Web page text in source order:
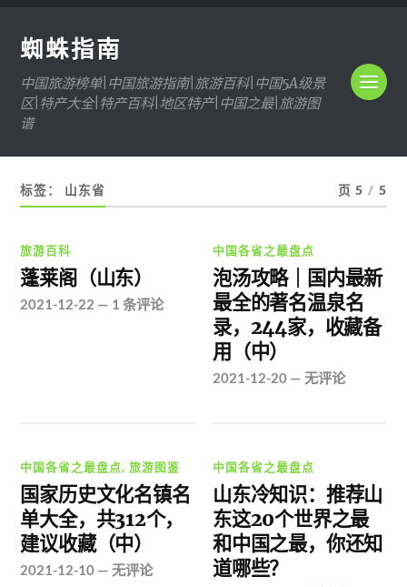
蜘蛛指南
中国旅游榜单|中国旅游指南|旅游百科|中国5A级景
区|特产大全|特产百科|地区特产|中国之最|旅游图
谱
标签： 山东省 页 5 / 5
旅游百科
蓬莱阁（山东）
2021-12-22 — 1 条评论
中国各省之最盘点
泡汤攻略｜国内最新
最全的著名温泉名
录，244家，收藏备
用（中）
2021-12-20 —无评论
中国各省之最盘点,旅游图鉴
国家历史文化名镇名
单大全，共312个，
建议收藏（中）
2021-12-10 —无评论
中国各省之最盘点
山东冷知识：推荐山
东这20个世界之最
和中国之最，你还知
道哪些？